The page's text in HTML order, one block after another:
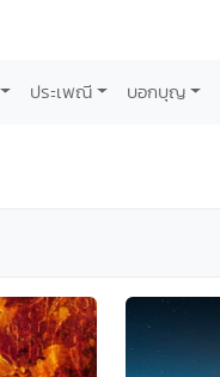
ประเพณี บอกบุญ